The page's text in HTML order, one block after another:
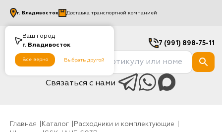
Ваш город
г. Владивосток
Все верно Выбрать другой
г. Владивосток Доставка транспортной компанией
7 (991) 898-75-11
Связаться с нами
Главная Каталог
Расходники и комплектующие